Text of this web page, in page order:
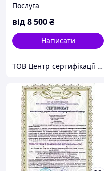
вимогами ISO 45001:2018
Послуга
від8 500₴
Написати
ТОВ Центр сертифікації ЄВРОСТАНДАРТ (Група компаній)